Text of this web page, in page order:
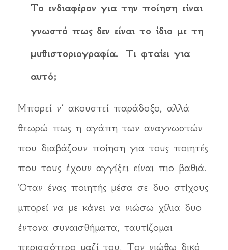
Το ενδιαφέρον για την ποίηση είναι
γνωστό πως δεν είναι το ίδιο με τη
μυθιστοριογραφία. Τι φταίει για
αυτό;
Μπορεί ν’ ακουστεί παράδοξο, αλλά
θεωρώ πως η αγάπη των αναγνωστών
που διαβάζουν ποίηση για τους ποιητές
που τους έχουν αγγίξει είναι πιο βαθιά.
Όταν ένας ποιητής μέσα σε δυο στίχους
μπορεί να με κάνει να νιώσω χίλια δυο
έντονα συναισθήματα, ταυτίζομαι
περισσότερο μαζί του. Τον νιώθω δικό